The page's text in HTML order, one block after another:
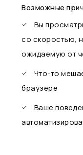
Возможные
Вы
со скоростью,
ожидаемую от
Что-то
браузере
Ваше